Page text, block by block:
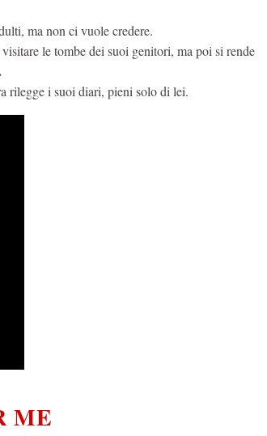
ma non ci vuole credere.
le tombe dei suoi genitori, ma poi si rende
rilegge i suoi diari, pieni solo di lei.
ME